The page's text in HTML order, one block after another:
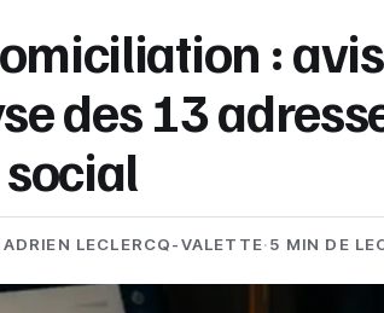
:
des 13
ADRIEN LECLERCQ-VALETTE·5 MIN DE